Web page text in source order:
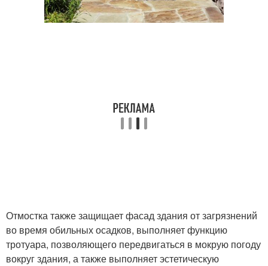
Отмостка также защищает фасад здания от загрязнений
во время обильных осадков, выполняет функцию
тротуара, позволяющего передвигаться в мокрую погоду
вокруг здания, а также выполняет эстетическую